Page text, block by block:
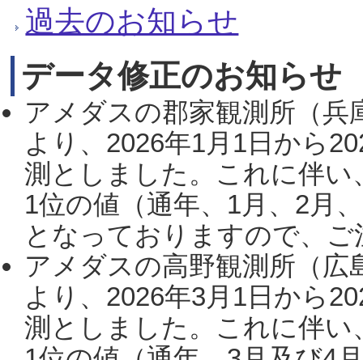
過去のお知らせ
データ修正のお知らせ
アメダスの郡家観測所（
より、2026年1月1日から
測としました。これに伴い
1位の値（通年、1月、2月
となっておりますので、
アメダスの高野観測所（
より、2026年3月1日から
測としました。これに伴い